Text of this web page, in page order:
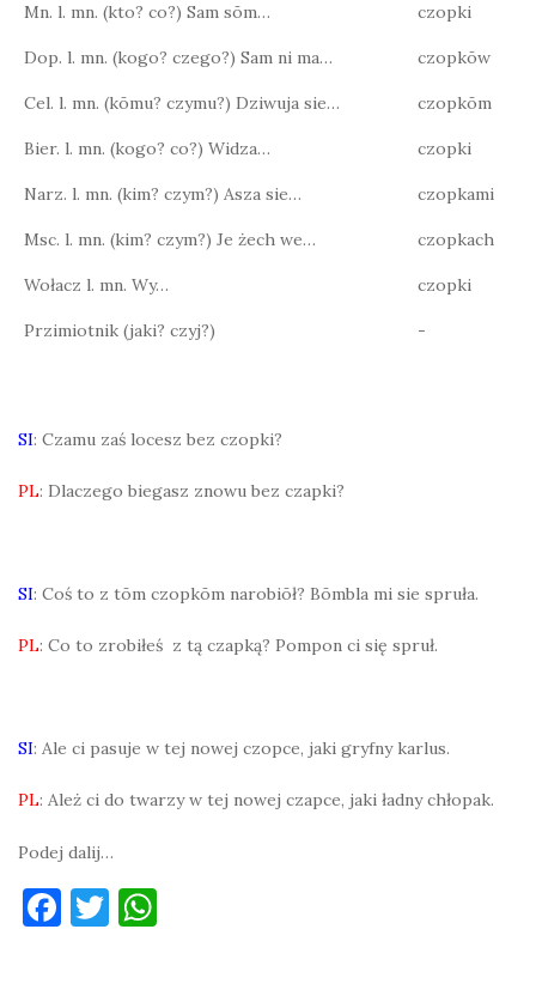
Mn. l. mn. (kto? co?) Sam sōm… czopki
Dop. l. mn. (kogo? czego?) Sam ni ma… czopkōw
Cel. l. mn. (kōmu? czymu?) Dziwuja sie… czopkōm
Bier. l. mn. (kogo? co?) Widza… czopki
Narz. l. mn. (kim? czym?) Asza sie… czopkami
Msc. l. mn. (kim? czym?) Je żech we… czopkach
Wołacz l. mn. Wy… czopki
Przimiotnik (jaki? czyj?) -
SI: Czamu zaś locesz bez czopki?
PL: Dlaczego biegasz znowu bez czapki?
SI: Coś to z tōm czopkōm narobiōł? Bōmbla mi sie spruła.
PL: Co to zrobiłeś z tą czapką? Pompon ci się spruł.
SI: Ale ci pasuje w tej nowej czopce, jaki gryfny karlus.
PL: Ależ ci do twarzy w tej nowej czapce, jaki ładny chłopak.
Podej dalij…
F T